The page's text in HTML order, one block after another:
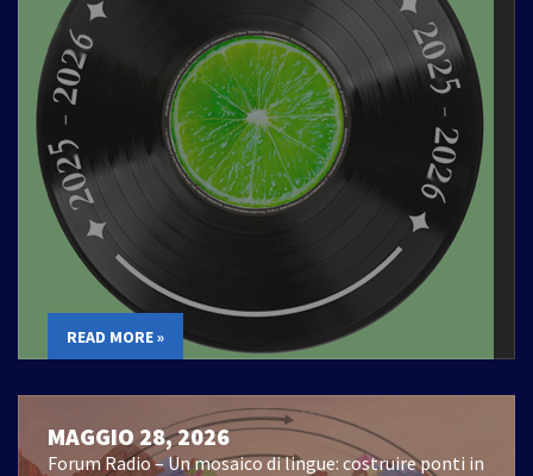
READ MORE »
MAGGIO 28, 2026
Forum Radio – Un mosaico di lingue: costruire ponti in